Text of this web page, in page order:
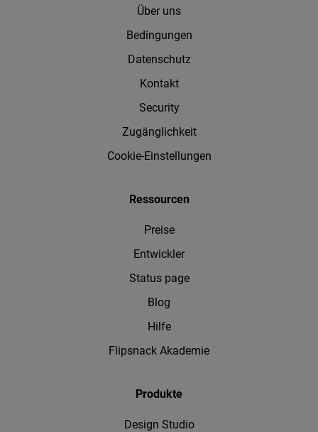
Über uns
Bedingungen
Datenschutz
Kontakt
Security
Zugänglichkeit
Cookie-Einstellungen
Ressourcen
Preise
Entwickler
Status page
Blog
Hilfe
Flipsnack Akademie
Produkte
Design Studio